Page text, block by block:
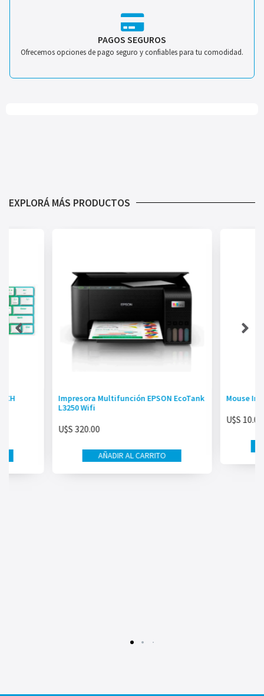
PAGOS SEGUROS
Ofrecemos opciones de pago seguro y confiables para tu comodidad.
EXPLORÁ MÁS PRODUCTOS
Impresora Multifunción EPSON EcoTank
L3250 Wifi
U$S 320.00
AÑADIR AL CARRITO
Mouse
U$S 10.00